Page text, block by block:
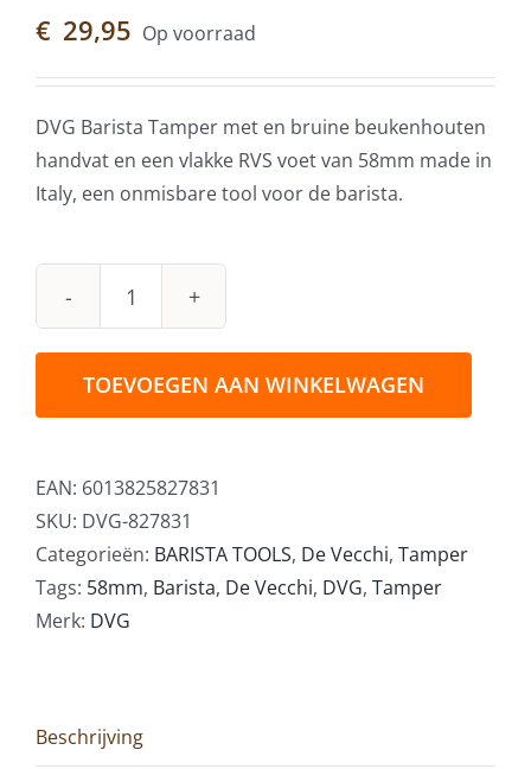
€ 29,95 Op voorraad
DVG Barista Tamper met en bruine beukenhouten
handvat en een vlakke RVS voet van 58mm made in
Italy, een onmisbare tool voor de barista.
DVG
Tamper
58mm
aantal
TOEVOEGEN AAN WINKELWAGEN
EAN: 6013825827831
SKU: DVG-827831
Categorieën: BARISTA TOOLS, De Vecchi, Tamper
Tags: 58mm, Barista, De Vecchi, DVG, Tamper
Merk: DVG
Beschrijving